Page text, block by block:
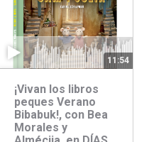
11:54
¡Vivan los libros
peques Verano
Bibabuk!, con Bea
Morales y